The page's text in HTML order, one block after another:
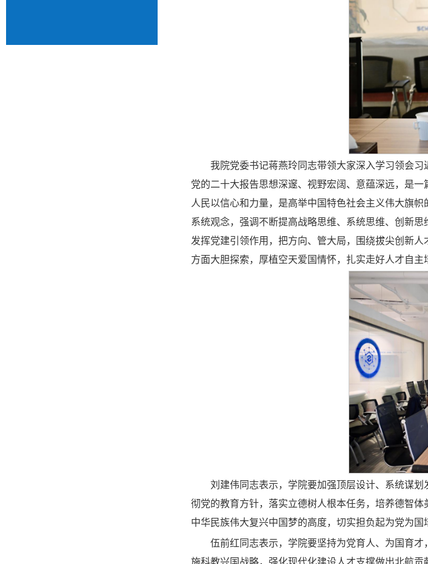
我院党委书记蒋燕玲同志带领大家深入学习领会
党的二十大报告思想深邃、视野宏阔、意蕴深远，是
人民以信心和力量，是高举中国特色社会主义伟大旗
系统观念，强调不断提高战略思维、系统思维、创新
发挥党建引领作用，把方向、管大局，围绕拔尖创新
方面大胆探索，厚植空天爱国情怀，扎实走好人才自
刘建伟同志表示，学院要加强顶层设计、系统谋
彻党的教育方针，落实立德树人根本任务，培养德智
中华民族伟大复兴中国梦的高度，切实担负起为党为国
伍前红同志表示，学院要坚持为党育人、为国育
施科教兴国战略，强化现代化建设人才支撑做出北航贡